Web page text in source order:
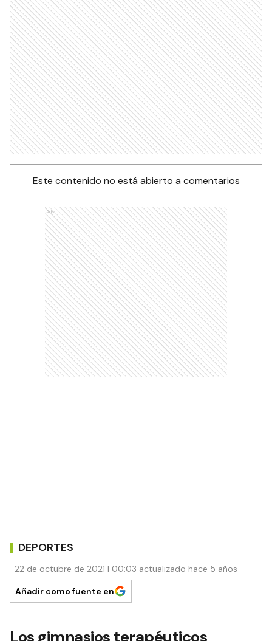
Este contenido no está abierto a comentarios
Ads
DEPORTES
22 de octubre de 2021 | 00:03 actualizado hace 5 años
Añadir como fuente en